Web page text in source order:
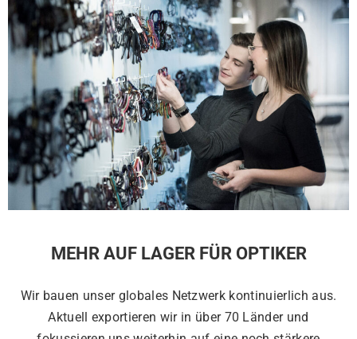
MEHR AUF LAGER FÜR OPTIKER
Wir bauen unser globales Netzwerk kontinuierlich aus.
Aktuell exportieren wir in über 70 Länder und